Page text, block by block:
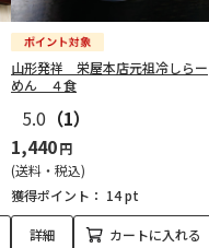
山形発祥 栄屋本店元祖冷しらー
めん ４食
5.0 （1）
1,440円
(送料・税込)
獲得ポイント： 14 pt
詳細 カートに入れる